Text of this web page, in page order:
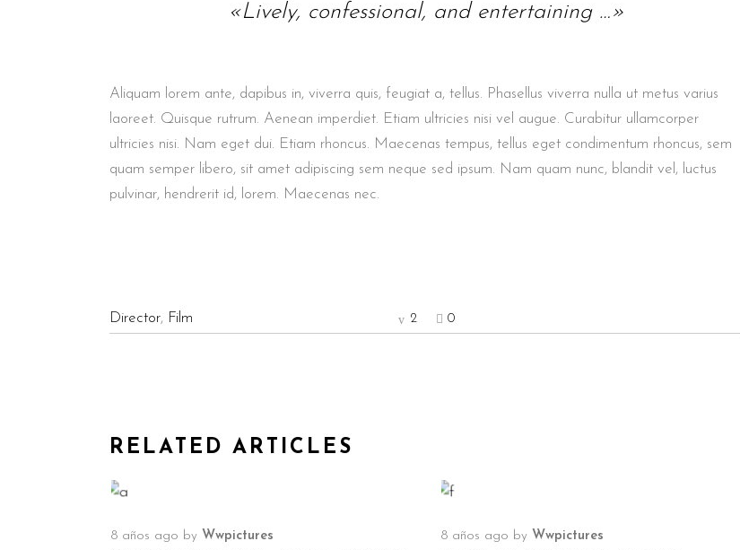
«Lively, confessional, and entertaining …»
Aliquam lorem ante, dapibus in, viverra quis, feugiat a, tellus. Phasellus viverra nulla ut metus varius
laoreet. Quisque rutrum. Aenean imperdiet. Etiam ultricies nisi vel augue. Curabitur ullamcorper
ultricies nisi. Nam eget dui. Etiam rhoncus. Maecenas tempus, tellus eget condimentum rhoncus, sem
quam semper libero, sit amet adipiscing sem neque sed ipsum. Nam quam nunc, blandit vel, luctus
pulvinar, hendrerit id, lorem. Maecenas nec.
Director, Film 2 0
RELATED ARTICLES
8 años ago by Wwpictures 8 años ago by Wwpictures